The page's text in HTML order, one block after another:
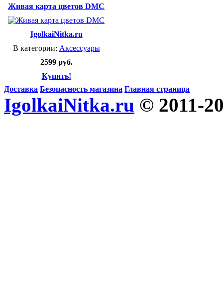
Живая карта цветов DMC
IgolkaiNitka.ru
В категории: Аксессуары
2599 руб.
Купить!
Доставка Безопасность магазина Главная страница
IgolkaiNitka.ru © 2011-